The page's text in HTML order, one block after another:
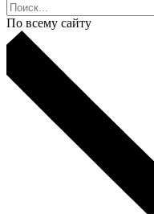
По всему сайту